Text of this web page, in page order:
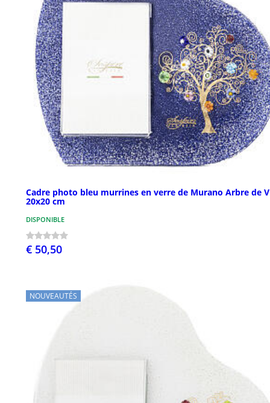
Cadre photo bleu murrines en verre de Murano Arbre de
20x20 cm
DISPONIBLE
€ 50,50
NOUVEAUTÉS